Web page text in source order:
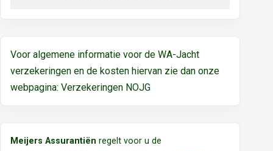
Voor algemene informatie voor de WA-Jacht
verzekeringen en de kosten hiervan zie dan onze
webpagina: Verzekeringen NOJG
Meijers Assurantiën regelt voor u de